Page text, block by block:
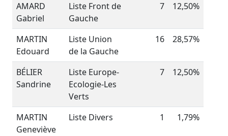
AMARD
Gabriel
Liste Front de
Gauche
7 12,50%
MARTIN
Edouard
Liste Union
de la Gauche
16 28,57%
BÉLIER
Sandrine
Liste Europe-
Ecologie-Les
Verts
7 12,50%
MARTIN
Geneviève
Liste Divers 1 1,79%